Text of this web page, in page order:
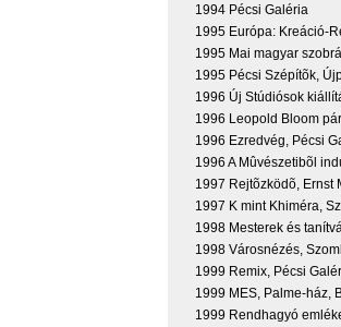
1994 Pécsi Galéria
1995 Európa: Kreáció-
1995 Mai magyar
1995 Pécsi Szépítõk,
1996 Új Stúdiósok
1996 Leopold Bloom
1996 Ezredvég, Pécsi
1996 A Mûvészetibõl
1997 Rejtõzködõ, Ernst
1997 K mint Khiméra,
1998 Mesterek és
1998 Városnézés,
1999 Remix, Pécsi
1999 MES, Palme-ház,
1999 Rendhagyó